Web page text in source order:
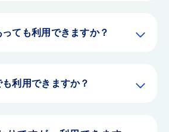
ても利用できますか？
利用できますか？